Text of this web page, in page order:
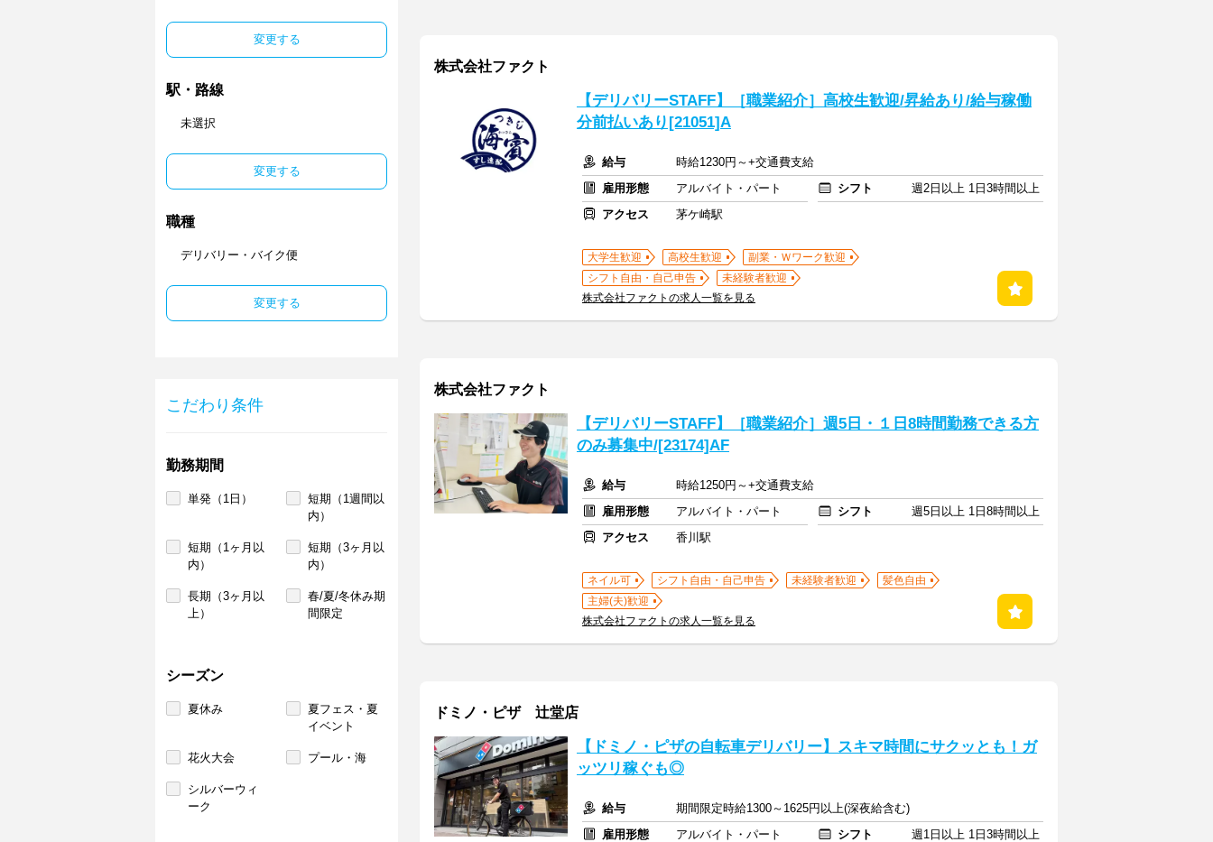
変更する
駅・路線
未選択
変更する
職種
デリバリー・バイク便
変更する
こだわり条件
勤務期間
単発（1日）
短期（1週間以
内）
短期（1ヶ月以
内）
短期（3ヶ月以
内）
長期（3ヶ月以
上）
春/夏/冬休み期
間限定
シーズン
夏休み
夏フェス・夏
イベント
花火大会 プール・海
シルバーウィ
ーク
株式会社ファクト
【デリバリーSTAFF】［職業紹介］高校生歓迎/昇給あり/給与稼働
分前払いあり[21051]A
給与
時給1230円～+交通費支給
雇用形態
アルバイト・パート シフト
週2日以上 1日3時間以上
アクセス
茅ケ崎駅
大学生歓迎 高校生歓迎
副業・Ｗワーク歓迎
シフト自由・自己申告
未経験者歓迎
株式会社ファクトの求人一覧を見る
株式会社ファクト
【デリバリーSTAFF】［職業紹介］週5日・１日8時間勤務できる方
のみ募集中/[23174]AF
給与
時給1250円～+交通費支給
雇用形態
アルバイト・パート シフト
週5日以上 1日8時間以上
アクセス
香川駅
ネイル可 シフト自由・自己申告 未経験者歓迎
髪色自由
主婦(夫)歓迎
株式会社ファクトの求人一覧を見る
ドミノ・ピザ 辻堂店
【ドミノ・ピザの自転車デリバリー】スキマ時間にサクッとも！ガ
ッツリ稼ぐも◎
給与
期間限定時給1300～1625円以上(深夜給含む)
雇用形態
アルバイト・パート シフト
週1日以上 1日3時間以上